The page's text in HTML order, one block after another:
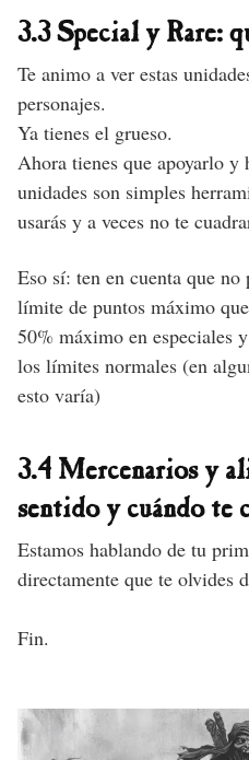
3.3 Special y Rare:
Te animo a ver estas
personajes.
Ya tienes el grueso.
Ahora tienes que apoyarlo y
unidades son simples
usarás y a veces no te
Eso sí: ten en cuenta que
límite de puntos máximo
50% máximo en especiales
los límites normales (en
esto varía)
3.4 Mercenarios y
sentido y cuándo te
Estamos hablando de tu
directamente que te olvides
Fin.